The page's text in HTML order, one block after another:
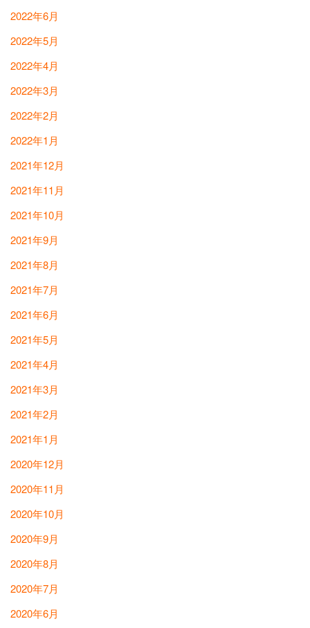
2022年6月
2022年5月
2022年4月
2022年3月
2022年2月
2022年1月
2021年12月
2021年11月
2021年10月
2021年9月
2021年8月
2021年7月
2021年6月
2021年5月
2021年4月
2021年3月
2021年2月
2021年1月
2020年12月
2020年11月
2020年10月
2020年9月
2020年8月
2020年7月
2020年6月